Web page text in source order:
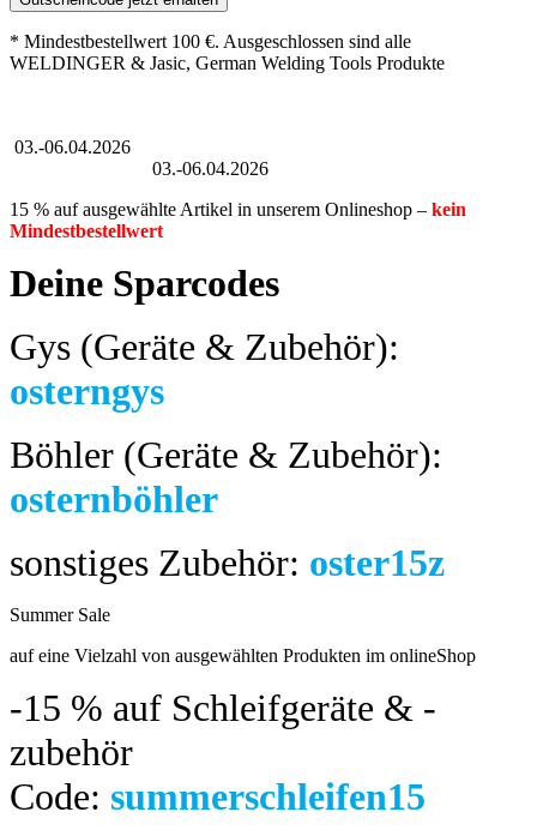
* Mindestbestellwert 100 €. Ausgeschlossen sind alle
WELDINGER & Jasic, German Welding Tools Produkte
03.-06.04.2026
03.-06.04.2026
15 % auf ausgewählte Artikel in unserem Onlineshop – kein
Mindestbestellwert
Deine Sparcodes
Gys (Geräte & Zubehör):
osterngys
Böhler (Geräte & Zubehör):
osternböhler
sonstiges Zubehör: oster15z
Summer Sale
auf eine Vielzahl von ausgewählten Produkten im onlineShop
-15 % auf Schleifgeräte & -
zubehör
Code: summerschleifen15